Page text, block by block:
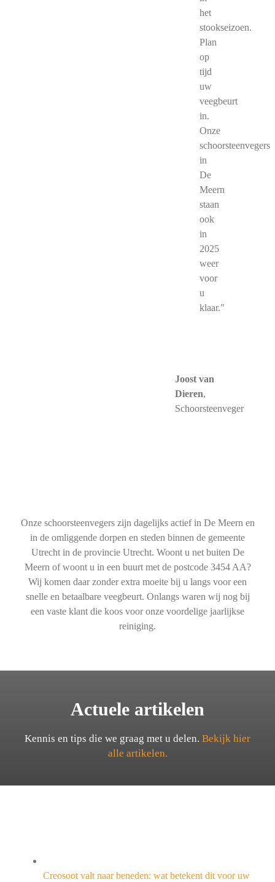
het
stookseizoen.
Plan
op
tijd
uw
veegbeurt
in.
Onze
schoorsteenvegers
in
De
Meern
staan
ook
in
2025
weer
voor
u
klaar."
Joost van
Dieren,
Schoorsteenveger
Onze schoorsteenvegers zijn dagelijks actief in De Meern en
in de omliggende dorpen en steden binnen de gemeente
Utrecht in de provincie Utrecht. Woont u net buiten De
Meern of woont u in een buurt met de postcode 3454 AA?
Wij komen daar zonder extra moeite bij u langs voor een
snelle en betaalbare veegbeurt. Onlangs waren wij nog bij
een vaste klant die koos voor onze voordelige jaarlijkse
reiniging.
Actuele artikelen
Kennis en tips die we graag met u delen. Bekijk hier
alle artikelen.
Creosoot valt naar beneden: wat betekent dit voor uw